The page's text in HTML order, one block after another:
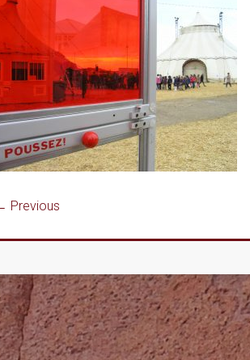
Previous